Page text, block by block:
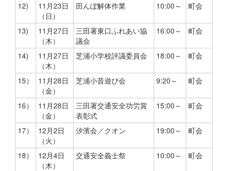
12)
11月23日
（日）
田んぼ解体作業 10:00～ 町会
13)
11月27日
（木）
三田署東口ふれあい協
議会
16:00～ 町会
14)
11月27日
（木）
芝浦小学校評議委員会 18:00～ 町会
15）
11月28日
（金）
芝浦小昔遊び会 9:20～ 町会
16）
11月28日
（金）
三田署交通安全功労賞
表彰式
15:00～ 町会
17）
12月2日
（火）
汐濱会／クオン 19:00～ 町会
18）
12月4日
（木）
交通安全義士祭 10:00～ 町会